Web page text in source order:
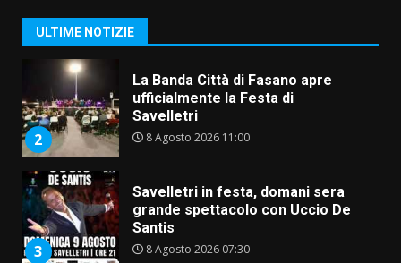
ULTIME NOTIZIE
1
2
La Banda Città di Fasano apre
ufficialmente la Festa di
Savelletri
8 Agosto 2026 11:00
3
Savelletri in festa, domani sera
grande spettacolo con Uccio De
Santis
8 Agosto 2026 07:30